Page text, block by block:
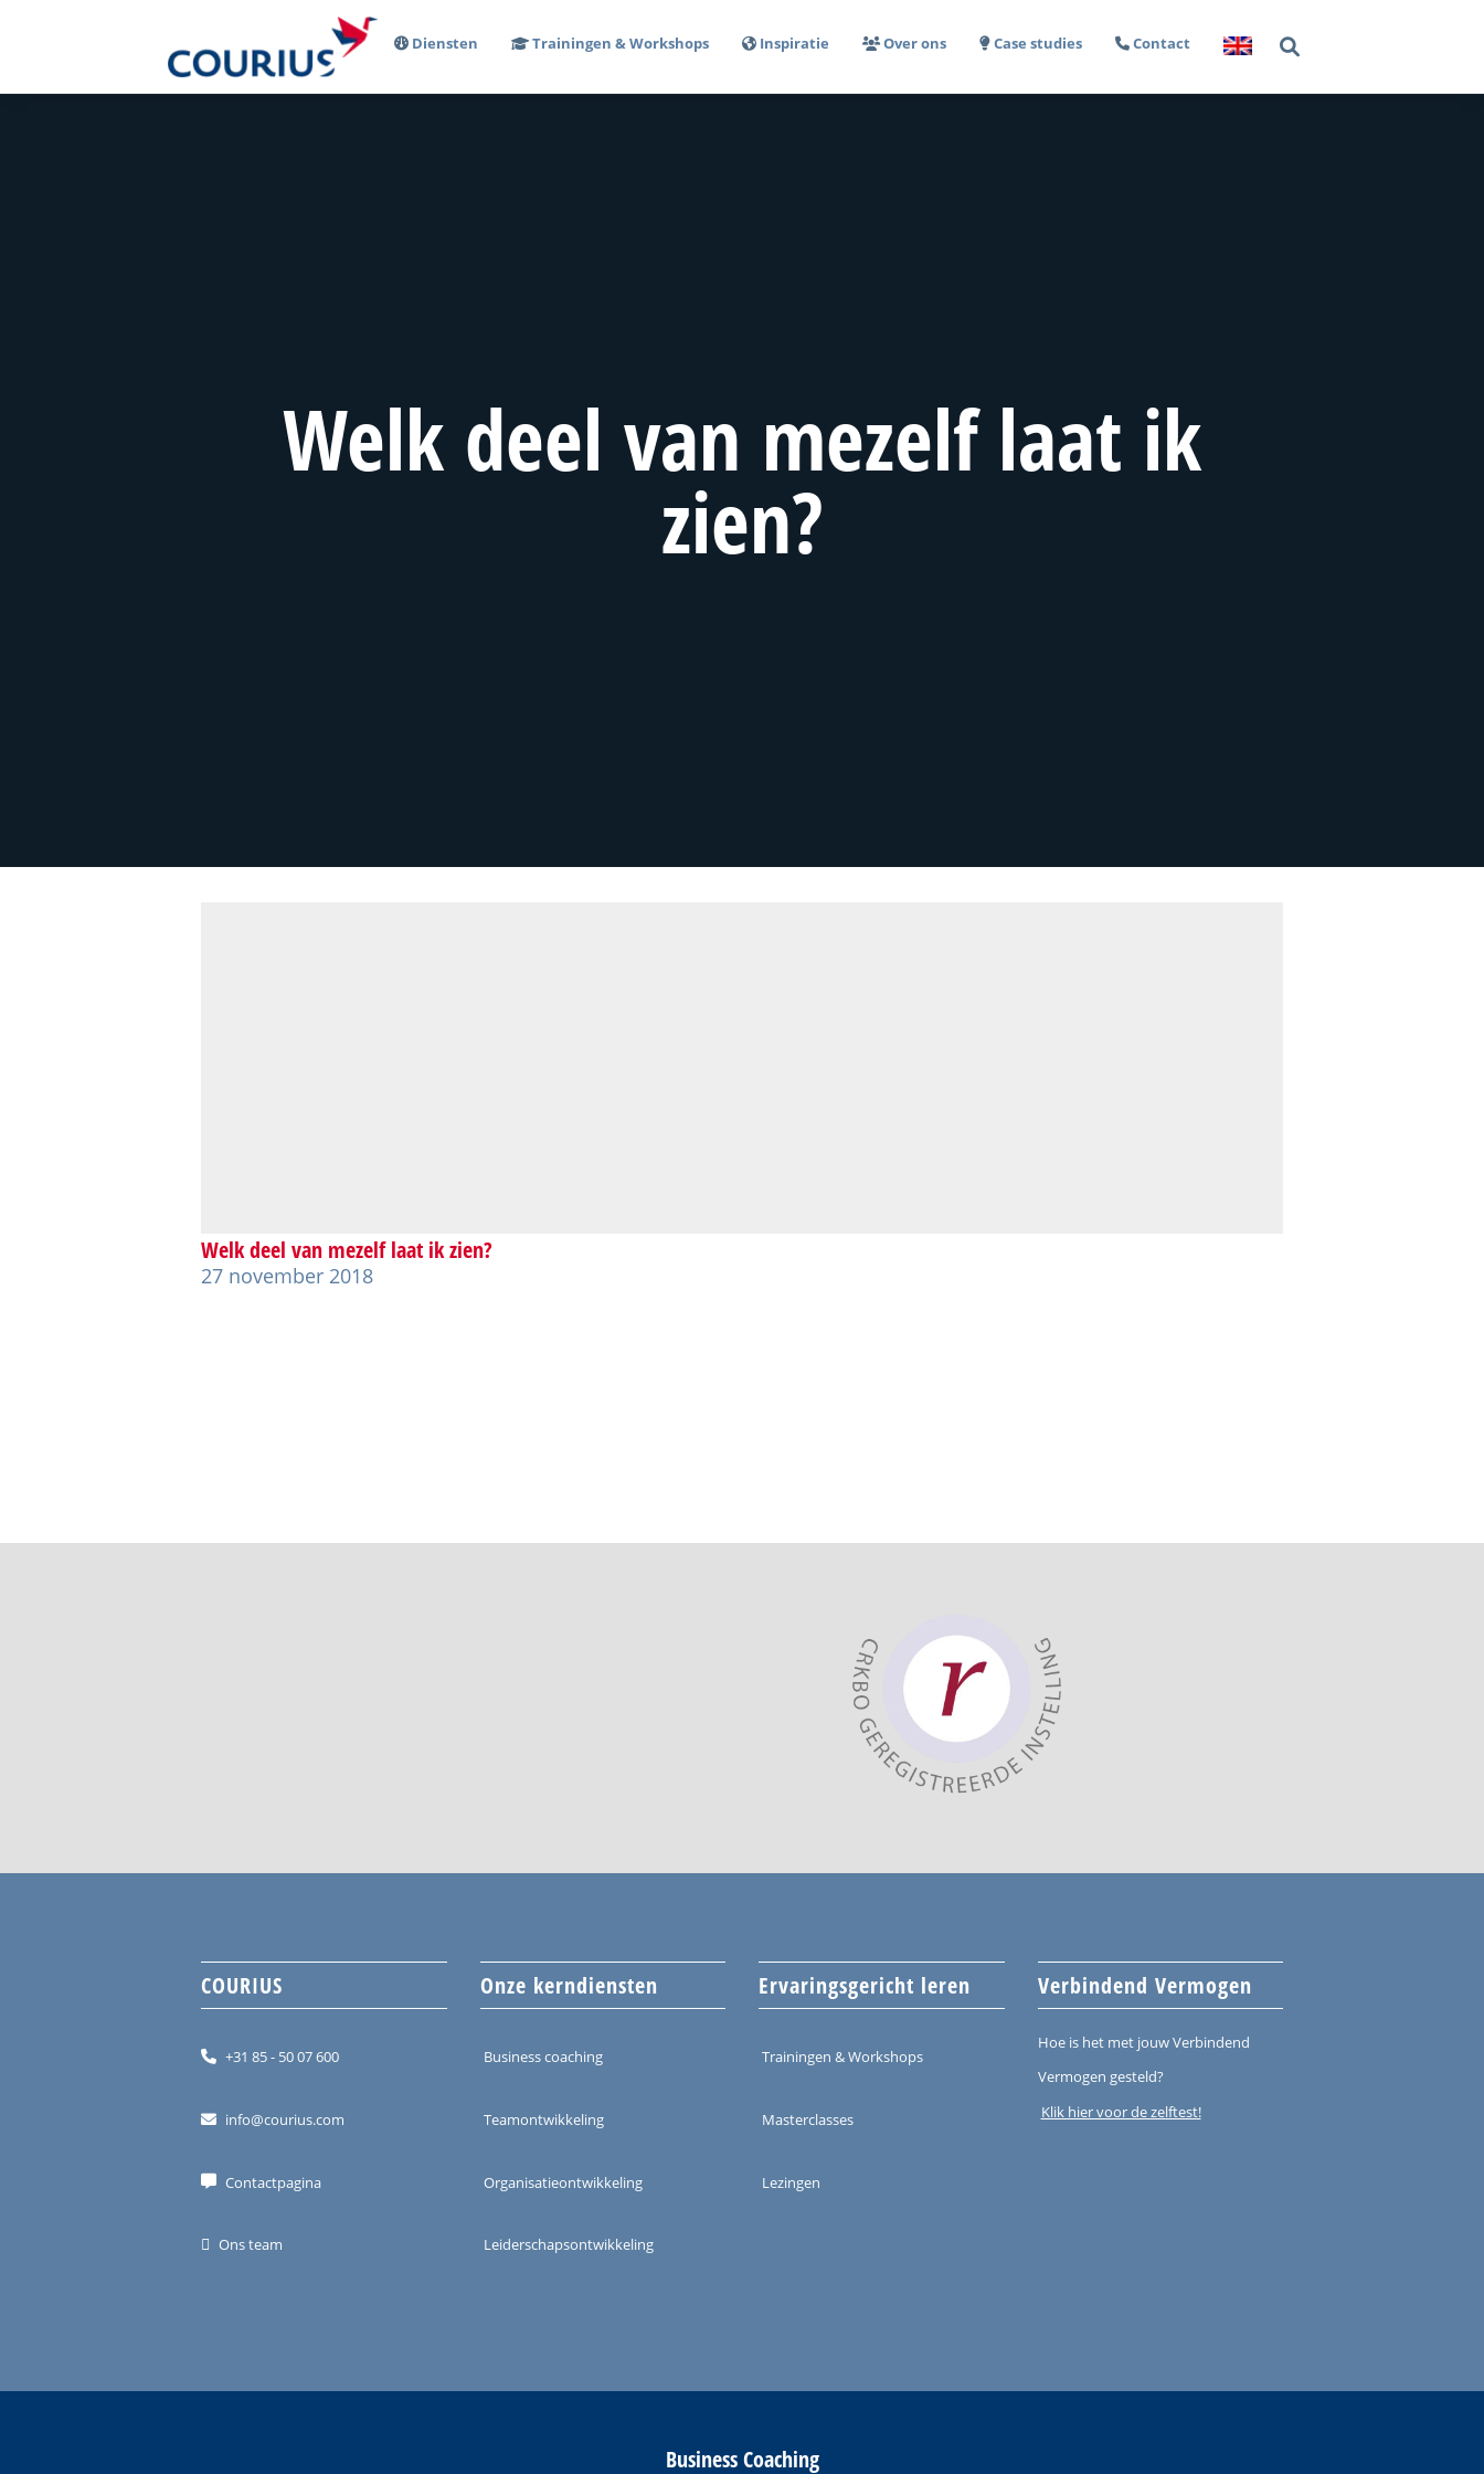
Diensten Trainingen & Workshops Inspiratie Over ons Case studies Contact
Welk deel van mezelf laat ik
zien?
Welk deel van mezelf laat ik zien?
27 november 2018
COURIUS
+31 85 - 50 07 600
info@courius.com
Contactpagina
Ons team
Onze kerndiensten
Business coaching
Teamontwikkeling
Organisatieontwikkeling
Leiderschapsontwikkeling
Ervaringsgericht leren
Trainingen & Workshops
Masterclasses
Lezingen
Verbindend Vermogen
Hoe is het met jouw Verbindend
Vermogen gesteld?
Klik hier voor de zelftest!
Business Coaching